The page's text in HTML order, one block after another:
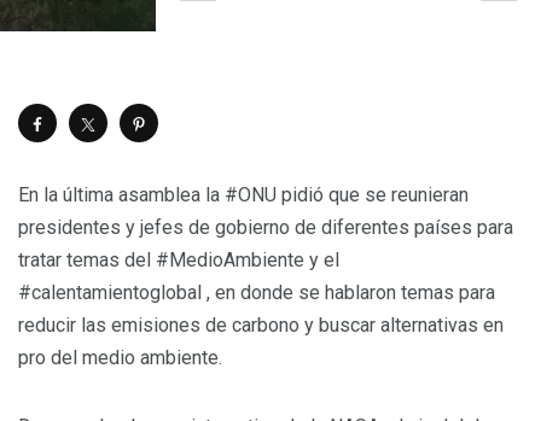
En la última asamblea la #ONU pidió que se reunieran
presidentes y jefes de gobierno de diferentes países para
tratar temas del #MedioAmbiente y el
#calentamientoglobal , en donde se hablaron temas para
reducir las emisiones de carbono y buscar alternativas en
pro del medio ambiente.